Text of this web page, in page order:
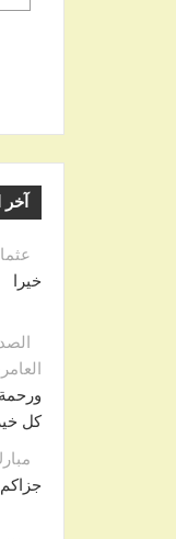
آخر
خيرا
ورحمة
كل
جزاكم